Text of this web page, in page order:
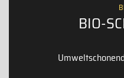
BIO-